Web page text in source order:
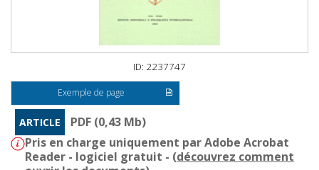
ID: 2237747
Exemple de page
ARTICLE
PDF (0,43 Mb)
Pris en charge uniquement par Adobe Acrobat
Reader - logiciel gratuit - (découvrez comment